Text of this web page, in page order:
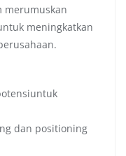
merumuskan
meningkatkan
dan positioning